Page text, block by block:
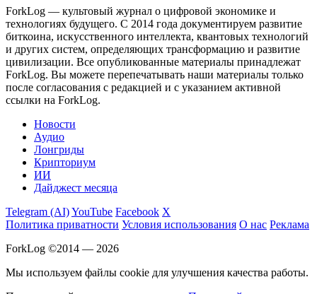
ForkLog — культовый журнал о цифровой экономике и
технологиях будущего. С 2014 года документируем развитие
биткоина, искусственного интеллекта, квантовых технологий
и других систем, определяющих трансформацию и развитие
цивилизации. Все опубликованные материалы принадлежат
ForkLog. Вы можете перепечатывать наши материалы только
после согласования с редакцией и с указанием активной
ссылки на ForkLog.
Новости
Аудио
Лонгриды
Крипториум
ИИ
Дайджест месяца
Telegram (AI)YouTube Facebook X
Политика приватности Условия использования О нас Реклама
ForkLog ©2014 — 2026
Мы используем файлы cookie для улучшения качества работы.